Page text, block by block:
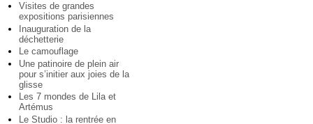
Visites de grandes
expositions parisiennes
Inauguration de la
déchetterie
Le camouflage
Une patinoire de plein air
pour s’initier aux joies de la
glisse
Les 7 mondes de Lila et
Artémus
Le Studio : la rentrée en